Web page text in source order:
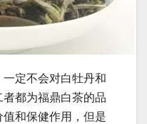
定不会对白牡丹和
都为福鼎白茶的品
和保健作用，但是